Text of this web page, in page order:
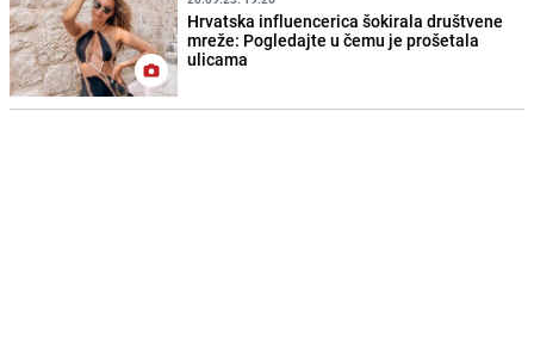
Hrvatska influencerica šokirala društvene
mreže: Pogledajte u čemu je prošetala
ulicama